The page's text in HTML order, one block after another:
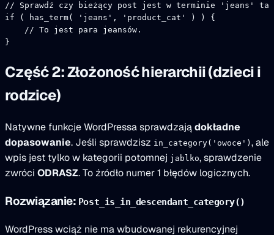
// Sprawdź czy bieżący post jest w terminie 'jeans'
if ( has_term( 'jeans' , 'product_cat'
) ) {
    // To jest para jeansów.
}
Część 2: Złożoność hierarchii (dzieci i
rodzice)
Natywne funkcje WordPressa sprawdzajądokładne
dopasowanie. Jeśli sprawdzisz in_category('owoce') , ale
wpis jest tylko w kategorii potomnej jablko, sprawdzenie
zwróci ODRASZ. To źródło numer 1 błędów logicznych.
Rozwiązanie: Post_is_in_descendant_category()
WordPress wciąż nie ma wbudowanej rekurencyjnej